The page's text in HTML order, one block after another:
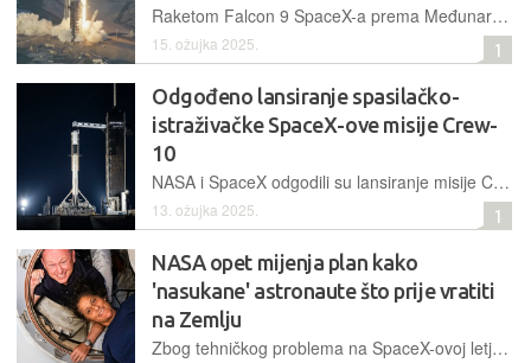
Raketom Falcon 9 SpaceX-a prema Međunarodnoj svemirskoj je postaji poslana nova posada, a kapsula Crew Dragon vratit će se na Zemlju s astronautima iz Boeingovog Starlinera
15. ožujka 2025. 1
Odgođeno lansiranje spasilačko-
istraživačke SpaceX-ove misije Crew-
10
NASA i SpaceX odgodili su lansiranje misije Crew-10 prema Međunarodnoj svemirskoj postaji (ISS), koja je ključna za povratak zaglavljenih astronauta. Kvar hidrauličkog sustava u zemljanoj potpornoj strukturi za raketu Falcon 9 odgodio je jučer lansiranje za najmanje 24 sata
13. ožujka 2025. 1
NASA opet mijenja plan kako
'nasukane' astronaute što prije vratiti
na Zemlju
Zbog tehničkog problema na SpaceX-ovoj letjelici Dragon C213, u akciju vraćanja dvoje američkih astronauta krenut će stariji model C210, čime se odgađa privatni let do Međunarodne svemirske postaje